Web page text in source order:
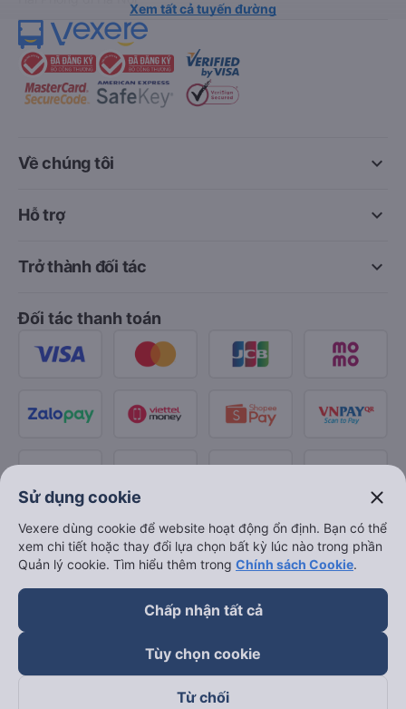
Xem tất cả tuyến đường
keyboard_arrow_down
Về chúng tôi
keyboard_arrow_down
Hỗ trợ
keyboard_arrow_down
Trở thành đối tác
Đối tác thanh toán
Sử dụng cookie close
Vexere dùng cookie để website hoạt động ổn định. Bạn có thể
xem chi tiết hoặc thay đổi lựa chọn bất kỳ lúc nào trong phần
Quản lý cookie. Tìm hiểu thêm trong Chính sách Cookie.
Chấp nhận tất cả
Tùy chọn cookie
Từ chối